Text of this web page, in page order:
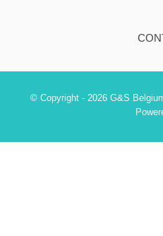
© Copyright - 2026 G&S